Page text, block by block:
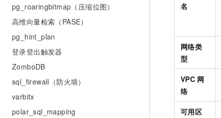
pg_roaringbitmap（压缩位图）
高维向量检索（PASE）
pg_hint_plan
登录登出触发器
ZomboDB
sql_firewall（防火墙）
varbitx
polar_sql_mapping
名
网络类
型
VPC 网
络
可用区